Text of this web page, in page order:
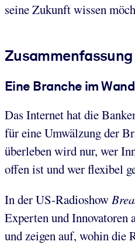
seine Zukunft wissen
Zusammenfassung
Eine Branche im
Das Internet hat die
für eine Umwälzung der
überleben wird nur, wer
offen ist und wer flexibel
In der US-Radioshow
Experten und Innovatoren
und zeigen auf, wohin die